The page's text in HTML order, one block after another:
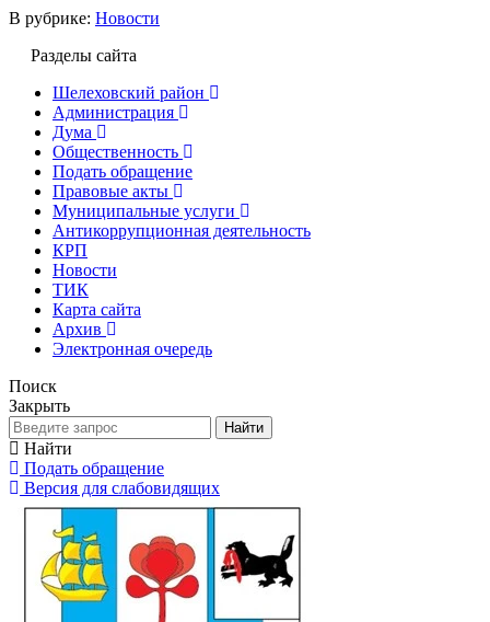
В рубрике: Новости
Разделы сайта
Шелеховский район
Администрация
Дума
Общественность
Подать обращение
Правовые акты
Муниципальные услуги
Антикоррупционная деятельность
КРП
Новости
ТИК
Карта сайта
Архив
Электронная очередь
Поиск
Закрыть
Найти
Найти
Подать обращение
Версия для слабовидящих